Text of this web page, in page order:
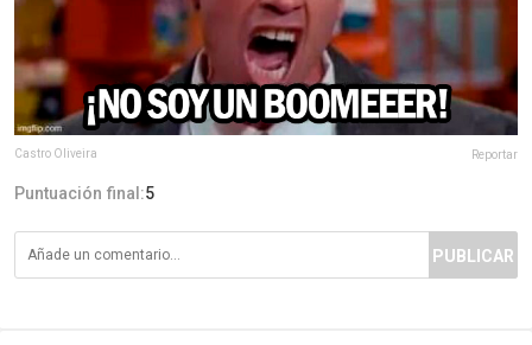
Castro Oliveira Reportar
Puntuación final:5
PUBLICAR